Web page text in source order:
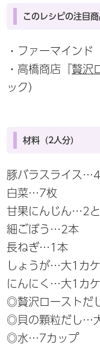
このレシピの注目商
・ファーマインド
・高橋商店『贅沢
ック）
材料（2人分）
豚バラスライス
白菜…7枚
甘果にんじん…2
細ごぼう…2本
長ねぎ…1本
しょうが…大1カケ
にんにく…大1カケ
◎贅沢ロースト
◎貝の顆粒だし…
◎水…7カップ